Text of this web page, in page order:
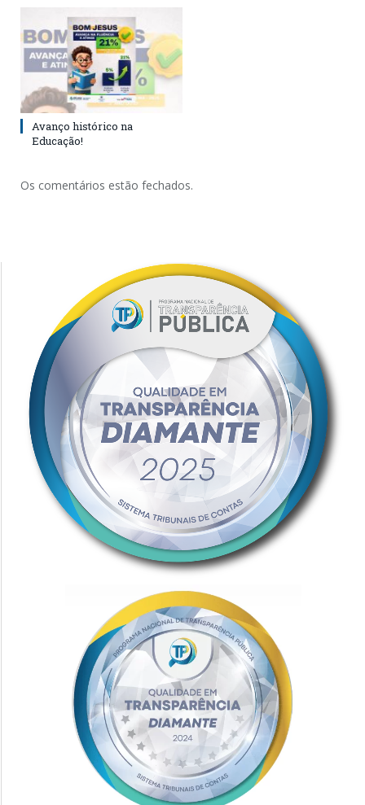
Avanço histórico na
Educação!
Os comentários estão fechados.